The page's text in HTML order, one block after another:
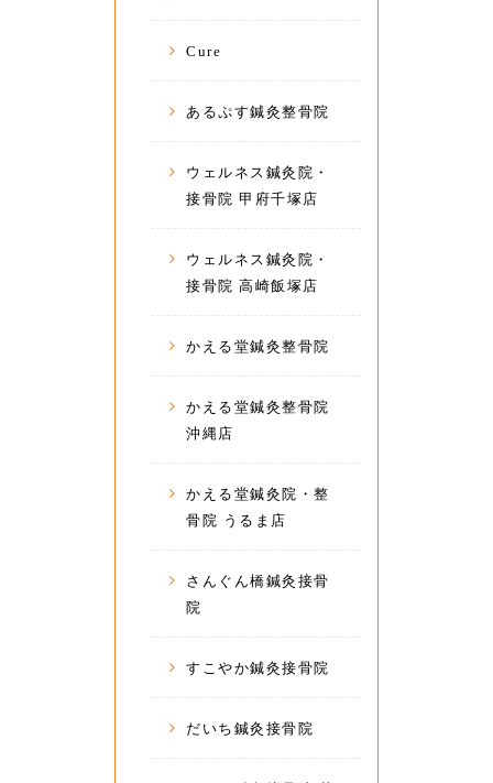
Cure
あるぷす鍼灸整骨院
ウェルネス鍼灸院・
接骨院 甲府千塚店
ウェルネス鍼灸院・
接骨院 高崎飯塚店
かえる堂鍼灸整骨院
かえる堂鍼灸整骨院
沖縄店
かえる堂鍼灸院・整
骨院 うるま店
さんぐん橋鍼灸接骨
院
すこやか鍼灸接骨院
だいち鍼灸接骨院